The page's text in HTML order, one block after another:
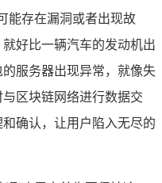
能存在漏洞或者出现故
好比一辆汽车的发动机出
服务器出现异常，就像失
区块链网络进行数据交
确认，让用户陷入无尽的